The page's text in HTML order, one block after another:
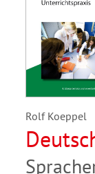
Rolf Koeppel